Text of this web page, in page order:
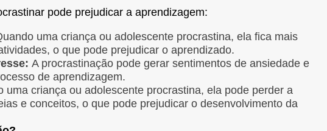
pode prejudicar a aprendizagem:
uma criança ou adolescente procrastina, ela fica mais
o que pode prejudicar o aprendizado.
A procrastinação pode gerar sentimentos de ansiedade e
de aprendizagem.
uma criança ou adolescente procrastina, ela pode perder a
e conceitos, o que pode prejudicar o desenvolvimento da